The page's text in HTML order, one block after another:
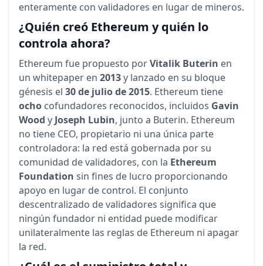
enteramente con validadores en lugar de mineros.
¿Quién creó Ethereum y quién lo
controla ahora?
Ethereum fue propuesto porVitalik Buterin en
un whitepaper en 2013y lanzado en su bloque
génesis el 30 de julio de 2015. Ethereum tiene
ocho cofundadores reconocidos, incluidos Gavin
Wood y Joseph Lubin, junto a Buterin. Ethereum
no tiene CEO, propietario ni una única parte
controladora: la red está gobernada por su
comunidad de validadores, con la Ethereum
Foundation sin fines de lucro proporcionando
apoyo en lugar de control. El conjunto
descentralizado de validadores significa que
ningún fundador ni entidad puede modificar
unilateralmente las reglas de Ethereum ni apagar
la red.